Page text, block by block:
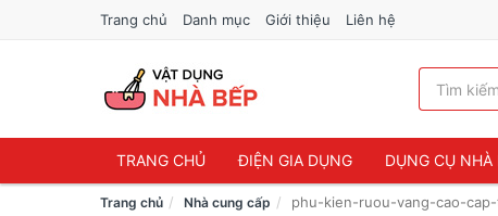
Trang chủ Danh mục Giới thiệu Liên hệ
TRANG CHỦ ĐIỆN GIA DỤNG DỤNG CỤ NHÀ
Trang chủ Nhà cung cấp phu-kien-ruou-vang-cao-